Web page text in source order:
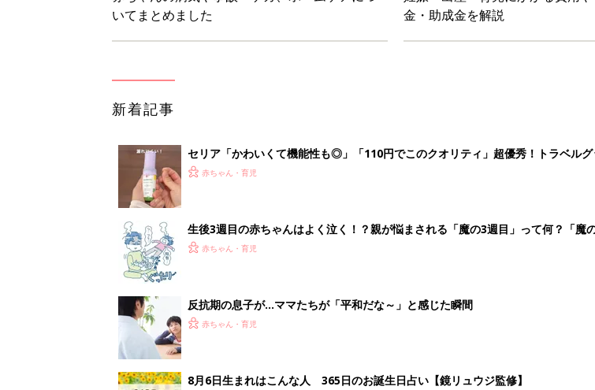
反抗期の息子が...ママたちが「平和だな～」と感じた瞬間
< 1 2 3 4 5 >